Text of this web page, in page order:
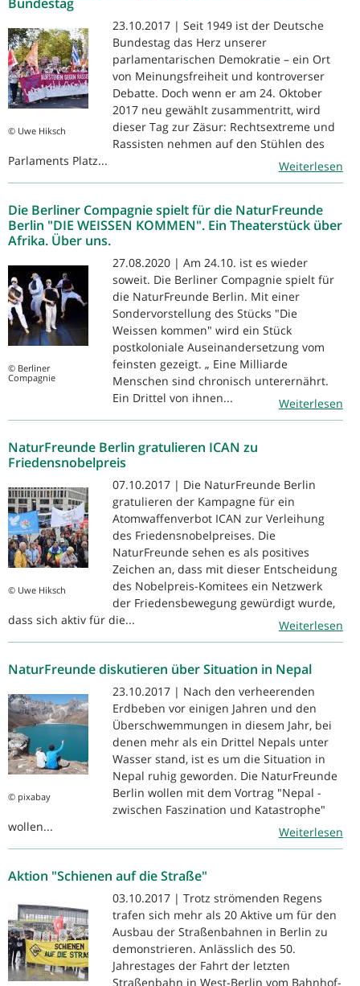
© Uwe Hiksch
23.10.2017 | Seit 1949 ist der Deutsche
Bundestag das Herz unserer
parlamentarischen Demokratie – ein Ort
von Meinungsfreiheit und kontroverser
Debatte. Doch wenn er am 24. Oktober
2017 neu gewählt zusammentritt, wird
dieser Tag zur Zäsur: Rechtsextreme und
Rassisten nehmen auf den Stühlen des
Parlaments Platz...
Weiterlesen
Die Berliner Compagnie spielt für die NaturFreunde
Berlin "DIE WEISSEN KOMMEN". Ein Theaterstück über
Afrika. Über uns.
© Berliner
Compagnie
27.08.2020 | Am 24.10. ist es wieder
soweit. Die Berliner Compagnie spielt für
die NaturFreunde Berlin. Mit einer
Sondervorstellung des Stücks "Die
Weissen kommen" wird ein Stück
postkoloniale Auseinandersetzung vom
feinsten gezeigt. „ Eine Milliarde
Menschen sind chronisch unterernährt.
Ein Drittel von ihnen...
Weiterlesen
NaturFreunde Berlin gratulieren ICAN zu
Friedensnobelpreis
© Uwe Hiksch
07.10.2017 | Die NaturFreunde Berlin
gratulieren der Kampagne für ein
Atomwaffenverbot ICAN zur Verleihung
des Friedensnobelpreises. Die
NaturFreunde sehen es als positives
Zeichen an, dass mit dieser Entscheidung
des Nobelpreis-Komitees ein Netzwerk
der Friedensbewegung gewürdigt wurde,
dass sich aktiv für die...
Weiterlesen
NaturFreunde diskutieren über Situation in Nepal
© pixabay
23.10.2017 | Nach den verheerenden
Erdbeben vor einigen Jahren und den
Überschwemmungen in diesem Jahr, bei
denen mehr als ein Drittel Nepals unter
Wasser stand, ist es um die Situation in
Nepal ruhig geworden. Die NaturFreunde
Berlin wollen mit dem Vortrag "Nepal -
zwischen Faszination und Katastrophe"
wollen...
Weiterlesen
Aktion "Schienen auf die Straße"
03.10.2017 | Trotz strömenden Regens
trafen sich mehr als 20 Aktive um für den
Ausbau der Straßenbahnen in Berlin zu
demonstrieren. Anlässlich des 50.
Jahrestages der Fahrt der letzten
Straßenbahn in West-Berlin vom Bahnhof-